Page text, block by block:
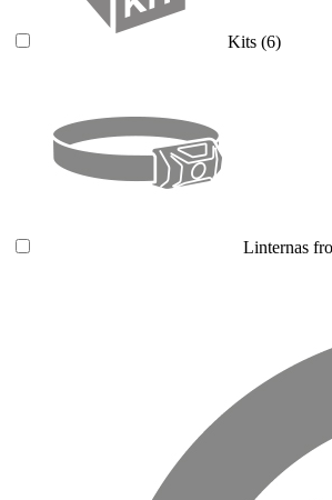
Kits (6)
Linternas